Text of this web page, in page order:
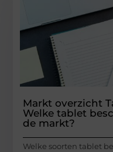
Markt overzicht
Welke tablet
de markt?
Welke soorten tablet